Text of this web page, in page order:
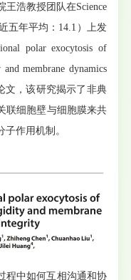
浩教授团队在Science
五年平均：14.1）上发
polar exocytosis of
membrane dynamics
文，该研究揭示了非典
联细胞壁与细胞膜来共
作用机制。
程中如何互相沟通和协